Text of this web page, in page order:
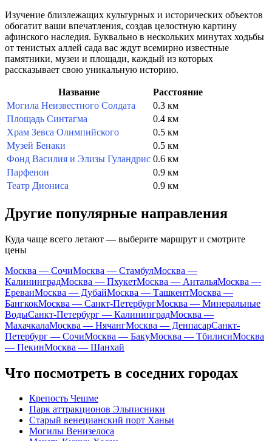
Изучение близлежащих культурных и исторических объектов
обогатит ваши впечатления, создав целостную картину
афинского наследия. Буквально в нескольких минутах ходьбы
от тенистых аллей сада вас ждут всемирно известные
памятники, музеи и площади, каждый из которых
рассказывает свою уникальную историю.
Название
Расстояние
Могила Неизвестного Солдата
0.3 км
Площадь Синтагма
0.4 км
Храм Зевса Олимпийского
0.5 км
Музей Бенаки
0.5 км
Фонд Василия и Элизы Гуландрис 0.6 км
Парфенон
0.9 км
Театр Диониса
0.9 км
Другие популярные направления
Куда чаще всего летают — выберите маршрут и смотрите
цены
Москва — СочиМосква — СтамбулМосква —
КалининградМосква — ПхукетМосква — АнтальяМосква —
ЕреванМосква — ДубайМосква — ТашкентМосква —
БангкокМосква — Санкт-ПетербургМосква — Минеральные
ВодыСанкт-Петербург — КалининградМосква —
МахачкалаМосква — НячангМосква — ДенпасарСанкт-
Петербург — СочиМосква — БакуМосква — ТбилисиМосква
— ПекинМосква — Шанхай
Что посмотреть в соседних городах
Крепость Чешме
Парк аттракционов Эльписники
Старый венецианский порт Ханьи
Могилы Венизелоса